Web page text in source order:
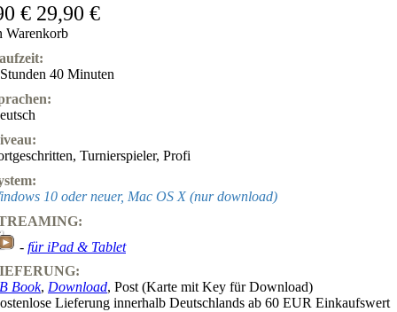
€ 29,90 €
Warenkorb
40 Minuten
, Turnierspieler, Profi
10 oder neuer, Mac OS X (nur download)
- für iPad & Tablet
Book, Download, Post (Karte mit Key für Download)
Lieferung innerhalb Deutschlands ab 60 EUR Einkaufswert